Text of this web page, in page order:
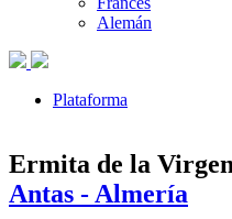
Alemán
Plataforma
Ermita de la
Antas - Almería